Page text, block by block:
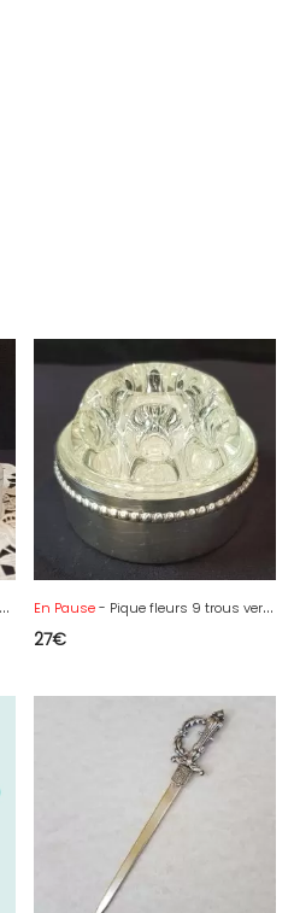
En Pause- Pique fleurs 9 trous verre de Reims et Métal argenté
27€